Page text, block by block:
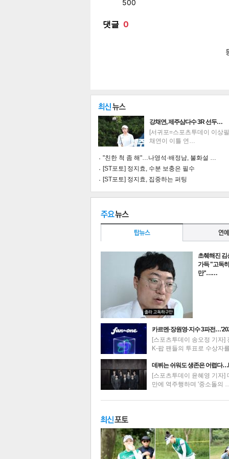
기
공유 유 로그
트위 카카
최신뉴스
강채연, 제주삼다수 3R 선두…
[서귀포=스포츠투데이 이상
채연이 이틀 연…
"친한 척 좀 해"…나영석·배정남, 불화설 …
[ST포토] 정지효, 수분 보충은 필수
[ST포토] 정지효, 집중하는 퍼팅
초췌해진 김
가득 "고독
만"……
카르멘·장원영·지수 3파전
[스포츠투데이 송오정 기자]
K-팝 팬들의 투표로 수상자
데뷔는 쉬워도 생존은 어렵다
[스포츠투데이 윤혜영 기자]
만에 역주행하며 '중소돌의